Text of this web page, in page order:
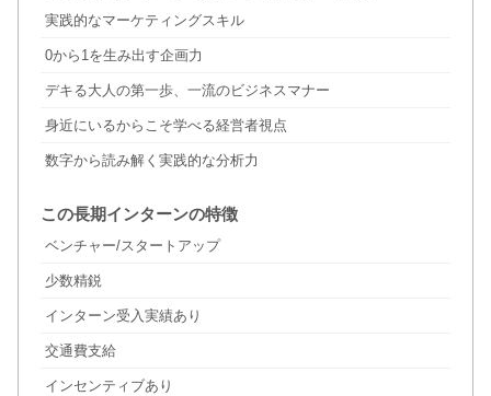
実践的なマーケティングスキル
0から1を生み出す企画力
デキる大人の第一歩、一流のビジネスマナー
身近にいるからこそ学べる経営者視点
数字から読み解く実践的な分析力
この長期インターンの特徴
ベンチャー/スタートアップ
少数精鋭
インターン受入実績あり
交通費支給
インセンティブあり